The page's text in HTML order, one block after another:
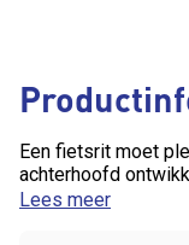
Een fietsrit moet
achterhoofd
C8 HMB. Met de
Lees meer